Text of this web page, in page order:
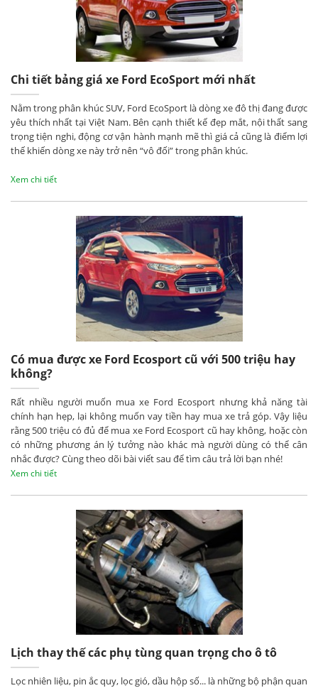
Chi tiết bảng giá xe Ford EcoSport mới nhất
Nằm trong phân khúc SUV, Ford EcoSport là dòng xe đô thị đang được
yêu thích nhất tại Việt Nam. Bên cạnh thiết kế đẹp mắt, nội thất sang
trọng tiện nghi, động cơ vận hành mạnh mẽ thì giá cả cũng là điểm lợi
thế khiến dòng xe này trở nên “vô đối” trong phân khúc.
Xem chi tiết
Có mua được xe Ford Ecosport cũ với 500 triệu hay
không?
Rất nhiều người muốn mua xe Ford Ecosport nhưng khả năng tài
chính hạn hẹp, lại không muốn vay tiền hay mua xe trả góp. Vậy liệu
rằng 500 triệu có đủ để mua xe Ford Ecosport cũ hay không, hoặc còn
có những phương án lý tưởng nào khác mà người dùng có thể cân
nhắc được? Cùng theo dõi bài viết sau để tìm câu trả lời bạn nhé!
Xem chi tiết
Lịch thay thế các phụ tùng quan trọng cho ô tô
Lọc nhiên liệu, pin ắc quy, lọc gió, dầu hộp số... là những bộ phận quan